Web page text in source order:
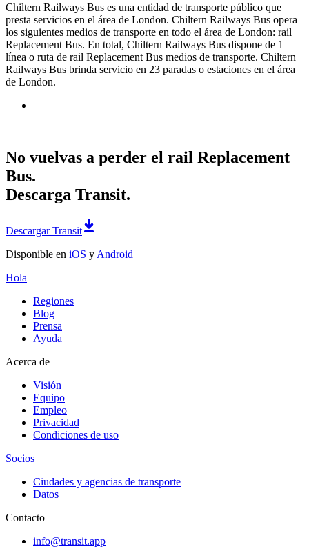
Chiltern Railways Bus es una entidad de transporte público que
presta servicios en el área de London. Chiltern Railways Bus opera
los siguientes medios de transporte en todo el área de London: rail
Replacement Bus. En total, Chiltern Railways Bus dispone de 1
línea o ruta de rail Replacement Bus medios de transporte. Chiltern
Railways Bus brinda servicio en 23 paradas o estaciones en el área
de London.
No vuelvas a perder el rail Replacement
Bus.
Descarga Transit.
Descargar Transit
Disponible en iOS y Android
Hola
Regiones
Blog
Prensa
Ayuda
Acerca de
Visión
Equipo
Empleo
Privacidad
Condiciones de uso
Socios
Ciudades y agencias de transporte
Datos
Contacto
info@transit.app